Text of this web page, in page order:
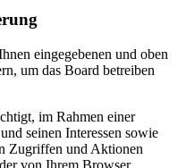
eingegebenen und oben
um das Board betreiben
im Rahmen einer
seinen Interessen sowie
Zugriffen und Aktionen